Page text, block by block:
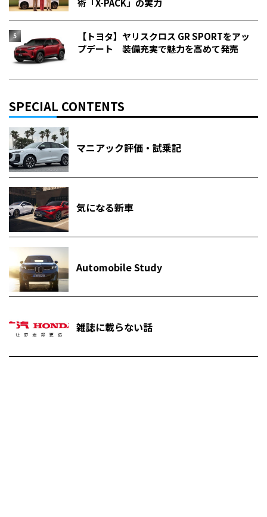
術「X-PACK」の実力
【トヨタ】ヤリスクロス GR SPORTをアッ
プデート 装備充実で魅力を高めて発売
SPECIAL CONTENTS
マニアック評価・試乗記
気になる新車
Automobile Study
雑誌に載らない話